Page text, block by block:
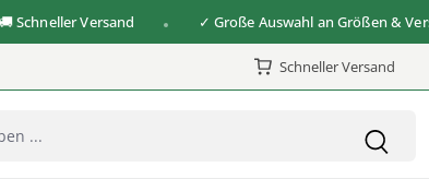
Versand ✓ Große Auswahl an Größen &
Schneller Versand